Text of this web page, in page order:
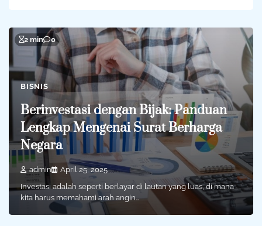
2 min 0
BISNIS
Berinvestasi dengan Bijak: Panduan
Lengkap Mengenai Surat Berharga
Negara
admin
April 25, 2025
Investasi adalah seperti berlayar di lautan yang luas, di mana
kita harus memahami arah angin…